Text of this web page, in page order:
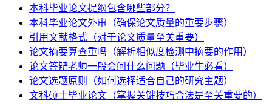
本科毕业论文提纲包含哪些部分？
本科毕业论文外审（确保论文质量的重要步骤）
引用文献格式（对于论文质量至关重要）
论文摘要算查重吗（解析相似度检测中摘要的作用）
论文答辩老师一般会问什么问题（毕业生必看）
论文选题原则（如何选择适合自己的研究主题）
文科硕士毕业论文（掌握关键技巧合法是至关重要的）